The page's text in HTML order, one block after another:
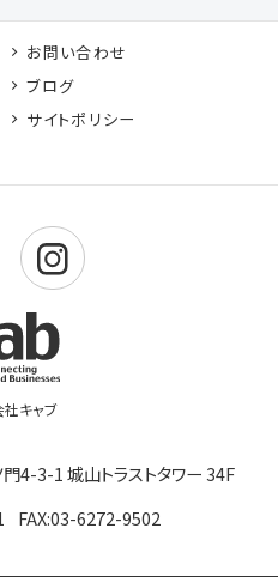
お問い合わせ
ブログ
サイトポリシー
3-1 城山トラストタワー 34F
FAX:03-6272-9502